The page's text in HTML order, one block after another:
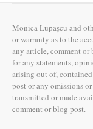
Monica Lupașcu and
or warranty as to the
any article, comment
for any statements,
arising out of,
post or any omissions
transmitted or made
comment or blog post.